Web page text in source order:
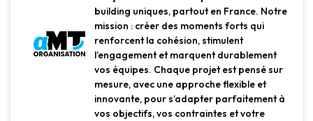
building uniques, partout en France. Notre
mission : créer des moments forts qui
renforcent la cohésion, stimulent
l’engagement et marquent durablement
vos équipes. Chaque projet est pensé sur
mesure, avec une approche flexible et
innovante, pour s’adapter parfaitement à
vos objectifs, vos contraintes et votre